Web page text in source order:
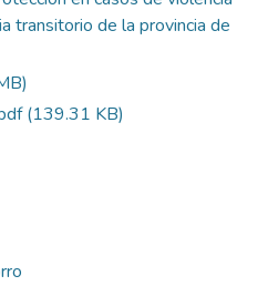
transitorio de la provincia de
(139.31 KB)